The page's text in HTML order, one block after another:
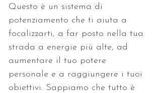
Questo è un sistema di
potenziamento che ti aiuta a
focalizzarti, a far posto nella tua
strada a energie più alte, ad
aumentare il tuo potere
personale e a raggiungere i tuoi
obiettivi. Sappiamo che tutto è